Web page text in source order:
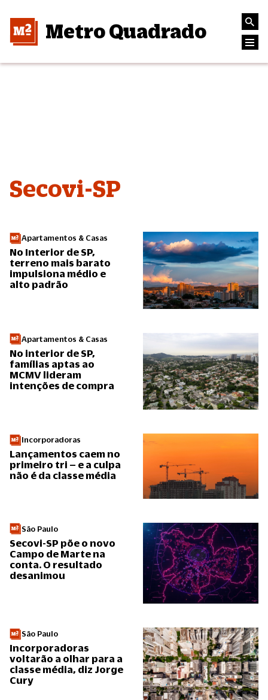
Metro Quadrado
Secovi-SP
Apartamentos & Casas
No Interior de SP,
terreno mais barato
impulsiona médio e
alto padrão
Apartamentos & Casas
No interior de SP,
famílias aptas ao
MCMV lideram
intenções de compra
Incorporadoras
Lançamentos caem no
primeiro tri – e a culpa
não é da classe média
São Paulo
Secovi-SP põe o novo
Campo de Marte na
conta. O resultado
desanimou
São Paulo
Incorporadoras
voltarão a olhar para a
classe média, diz Jorge
Cury